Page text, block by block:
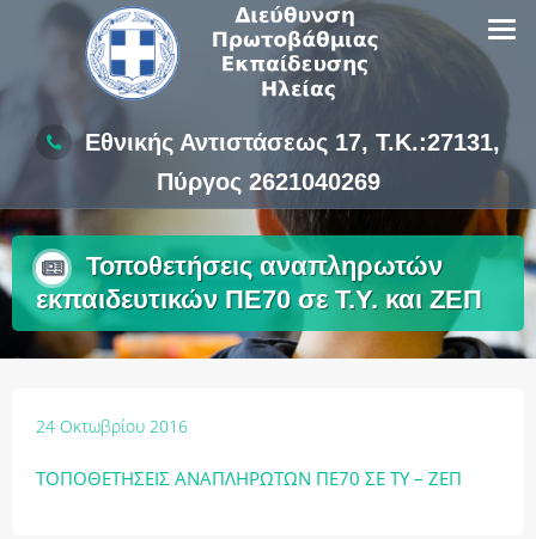
Εθνικής Αντιστάσεως 17, Τ.Κ.:27131,
Πύργος 2621040269
Τοποθετήσεις αναπληρωτών
εκπαιδευτικών ΠΕ70 σε Τ.Υ. και ΖΕΠ
24 Οκτωβρίου 2016
ΤΟΠΟΘΕΤΗΣΕΙΣ ΑΝΑΠΛΗΡΩΤΩΝ ΠΕ70 ΣΕ ΤΥ – ΖΕΠ